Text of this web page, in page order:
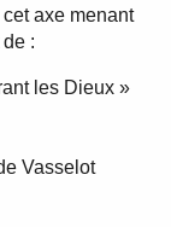
axe menant
:
les Dieux »
Vasselot